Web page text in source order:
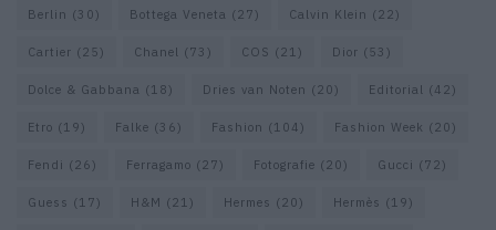
Berlin (30) Bottega Veneta (27) Calvin Klein (22)
Cartier (25) Chanel (73) COS (21) Dior (53)
Dolce & Gabbana (18) Dries van Noten (20) Editorial (42)
Etro (19) Falke (36) Fashion (104) Fashion Week (20)
Fendi (26) Ferragamo (27) Fotografie (20) Gucci (72)
Guess (17) H&M (21) Hermes (20) Hermès (19)